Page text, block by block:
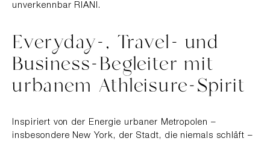
unverkennbar RIANI.
Everyday-, Travel- und
Business-Begleiter mit
urbanem Athleisure-Spirit
Inspiriert von der Energie urbaner Metropolen –
insbesondere New York, der Stadt, die niemals schläft –